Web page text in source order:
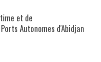
et de
Autonomes d'Abidjan